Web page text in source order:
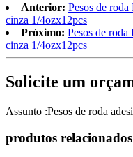
Anterior: Pesos de
cinza 1/4ozx12pcs
Próximo: Pesos de roda
cinza 1/4ozx12pcs
Solicite um
Assunto :Pesos de roda
produtos relacionados